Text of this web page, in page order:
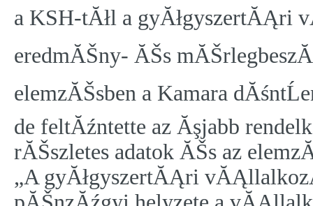
a KSH-tĂłl a gyĂłgyszertĂĄri
eredmĂŠny- ĂŠs
elemzĂŠsben a Kamara
de feltĂźntette az Ăşjabb
rĂŠszletes adatok ĂŠs az
„A gyĂłgyszertĂĄri